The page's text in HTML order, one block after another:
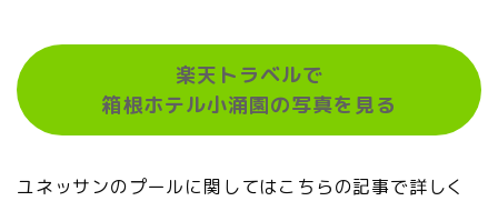
楽天トラベルで
箱根ホテル小涌園の写真を見る
ユネッサンのプールに関してはこちらの記事で詳しく